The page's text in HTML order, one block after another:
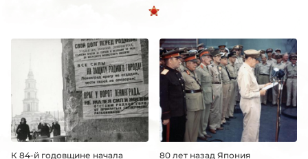
К 84-й годовщине начала
80 лет назад Япония